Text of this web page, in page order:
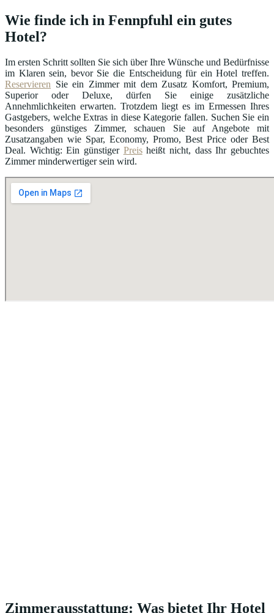
Wie finde ich in Fennpfuhl ein gutes
Hotel?
Im ersten Schritt sollten Sie sich über Ihre Wünsche und Bedürfnisse
im Klaren sein, bevor Sie die Entscheidung für ein Hotel treffen.
Reservieren Sie ein Zimmer mit dem Zusatz Komfort, Premium,
Superior oder Deluxe, dürfen Sie einige zusätzliche
Annehmlichkeiten erwarten. Trotzdem liegt es im Ermessen Ihres
Gastgebers, welche Extras in diese Kategorie fallen. Suchen Sie ein
besonders günstiges Zimmer, schauen Sie auf Angebote mit
Zusatzangaben wie Spar, Economy, Promo, Best Price oder Best
Deal. Wichtig: Ein günstiger Preisheißt nicht, dass Ihr gebuchtes
Zimmer minderwertiger sein wird.
Zimmerausstattung: Was bietet Ihr Hotel